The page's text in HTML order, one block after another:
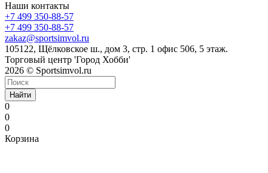
Наши контакты
+7 499 350-88-57
+7 499 350-88-57
zakaz@sportsimvol.ru
105122, Щёлковское ш., дом 3, стр. 1 офис 506, 5 этаж.
Торговый центр 'Город Хобби'
2026 © Sportsimvol.ru
Найти
0
0
0
Корзина